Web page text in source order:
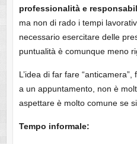
professionalità e
ma non di rado i tempi
necessario esercitare delle
puntualità è comunque meno
L’idea di far fare
a un appuntamento, non è
aspettare è molto comune se
Tempo informale: